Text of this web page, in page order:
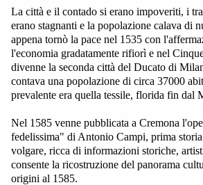
La città e il contado si erano impoveriti, i
erano stagnanti e la popolazione calava di
appena tornò la pace nel 1535 con
l'economia gradatamente rifiorì e nel
divenne la seconda città del Ducato di
contava una popolazione di circa 37000
prevalente era quella tessile, florida fin dal
Nel 1585 venne pubblicata a Cremona
fedelissima" di Antonio Campi, prima
volgare, ricca di informazioni storiche,
consente la ricostruzione del panorama
origini al 1585.